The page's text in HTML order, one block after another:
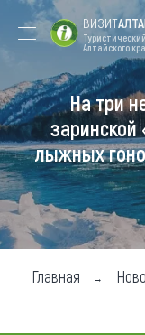
Форум VISIT
ALTAI
Туры
Где побывать
Чем заняться
Где
ВИЗИТ
Алтайского
На три
заринской
лыжных
Главная